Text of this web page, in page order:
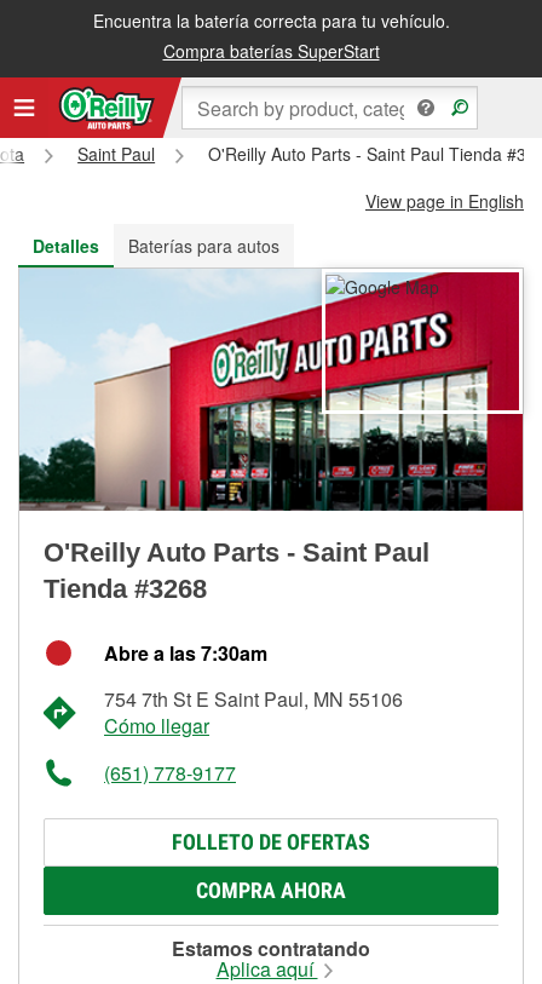
Encuentra la batería correcta para tu vehículo.
Compra baterías SuperStart
Recibe tu orden gratis al día siguiente o recógela en la tienda
Saint Paul
O'Reilly Auto Parts - Saint Paul Tienda
View page in English
Detalles
Baterías para autos
O'Reilly Auto Parts - Saint Paul
Tienda #3268
Abre a las 7:30am
754 7th St E Saint Paul, MN 55106
Cómo llegar
(651) 778-9177
FOLLETO DE OFERTAS
COMPRA AHORA
Estamos contratando
Aplica aquí